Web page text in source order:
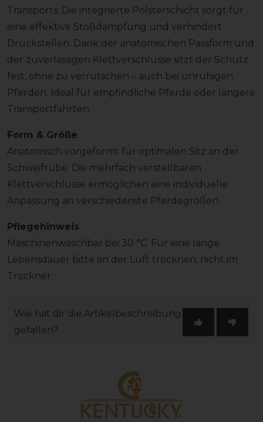
Transports. Die integrierte Polsterschicht sorgt für
eine effektive Stoßdämpfung und verhindert
Druckstellen. Dank der anatomischen Passform und
der zuverlässigen Klettverschlüsse sitzt der Schutz
fest, ohne zu verrutschen – auch bei unruhigen
Pferden. Ideal für empfindliche Pferde oder längere
Transportfahrten.
Form & Größe
Anatomisch vorgeformt für optimalen Sitz an der
Schweifrübe. Die mehrfach verstellbaren
Klettverschlüsse ermöglichen eine individuelle
Anpassung an verschiedenste Pferdegrößen.
Pflegehinweis
Maschinenwaschbar bei 30 °C. Für eine lange
Lebensdauer bitte an der Luft trocknen, nicht im
Trockner.
Wie hat dir die Artikelbeschreibung
gefallen?